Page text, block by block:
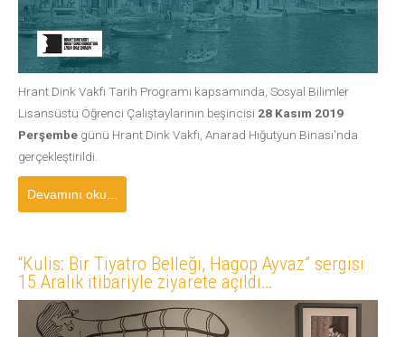
Hrant Dink Vakfı Tarih Programı kapsamında, Sosyal Bilimler
Lisansüstü Öğrenci Çalıştaylarının beşincisi 28 Kasım 2019
Perşembe günü Hrant Dink Vakfı, Anarad Hığutyun Binası'nda
gerçekleştirildi.
Devamını oku...
“Kulis: Bir Tiyatro Belleği, Hagop Ayvaz” sergisi
15 Aralık itibariyle ziyarete açıldı…